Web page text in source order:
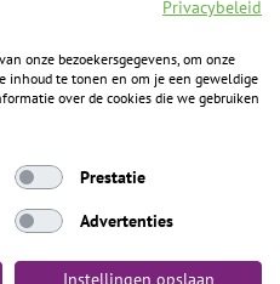
Duitse vakantieregio’s
Privacybeleid
onze bezoekersgegevens, om onze
inhoud te tonen en om je een geweldige
over de cookies die we gebruiken
Prestatie
Advertenties
Instellingen opslaan